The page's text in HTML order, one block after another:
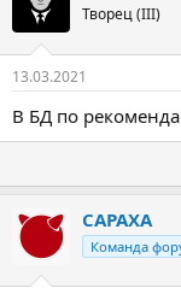
Творец (III)
13.03.2021
В БД по
CAPAXA
Команда